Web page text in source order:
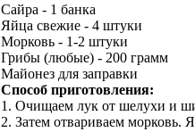
Сайра - 1 банка
Яйца свежие - 4 штуки
Морковь - 1-2 штуки
Грибы (любые) - 200 грамм
Майонез для заправки
Способ приготовления:
1. Очищаем лук от шелухи и
2. Затем отвариваем морковь.